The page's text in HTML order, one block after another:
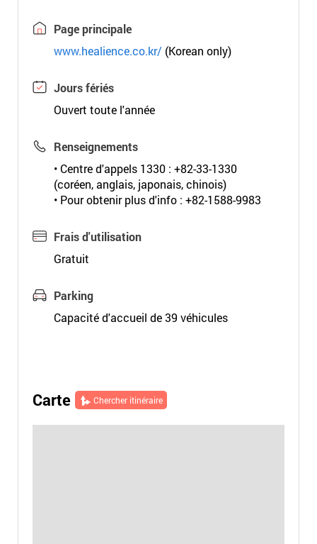
Page principale
www.healience.co.kr/ (Korean only)
Jours fériés
Ouvert toute l'année
Renseignements
• Centre d'appels 1330 : +82-33-1330
(coréen, anglais, japonais, chinois)
• Pour obtenir plus d'info : +82-1588-9983
Frais d'utilisation
Gratuit
Parking
Capacité d'accueil de 39 véhicules
Carte Chercher itinéraire